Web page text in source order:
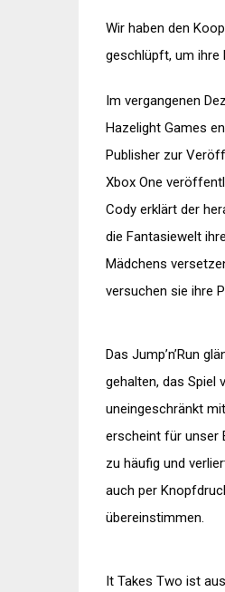
Wir haben den
geschlüpft, um ihre
Im vergangenen
Hazelight Games
Publisher zur
Xbox One
Cody erklärt der
die Fantasiewelt
Mädchens
versuchen sie ihre
Das Jump’n’Run
gehalten, das Spiel
uneingeschränkt
erscheint für unser
zu häufig und
auch per
übereinstimmen.
It Takes Two ist